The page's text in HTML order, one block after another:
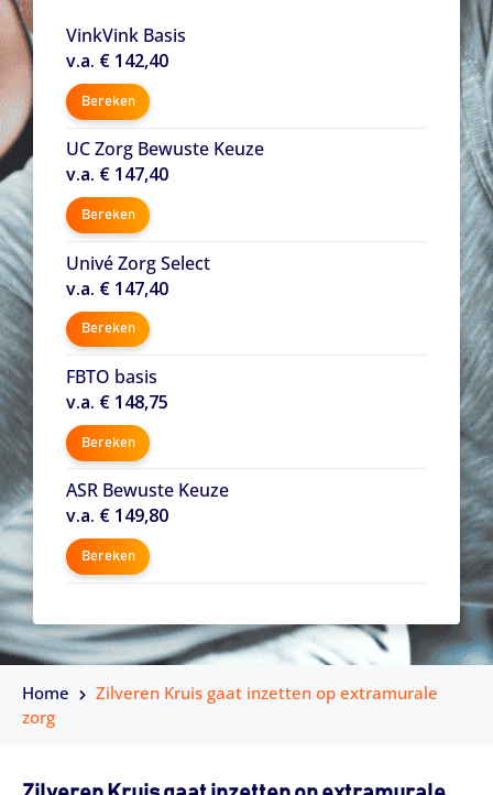
VinkVink Basis
v.a. € 142,40
Bereken
UC Zorg Bewuste Keuze
v.a. € 147,40
Bereken
Univé Zorg Select
v.a. € 147,40
Bereken
FBTO basis
v.a. € 148,75
Bereken
ASR Bewuste Keuze
v.a. € 149,80
Bereken
Home
​Zilveren Kruis gaat inzetten op extramurale
zorg